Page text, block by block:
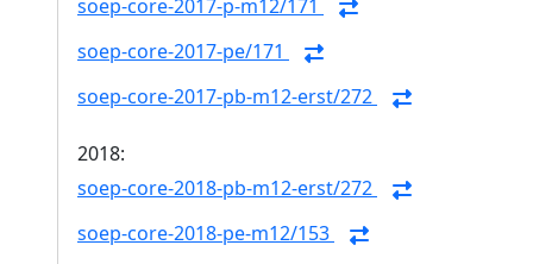
soep-core-2017-p-m12/171
soep-core-2017-pe/171
soep-core-2017-pb-m12-erst/272
2018:
soep-core-2018-pb-m12-erst/272
soep-core-2018-pe-m12/153